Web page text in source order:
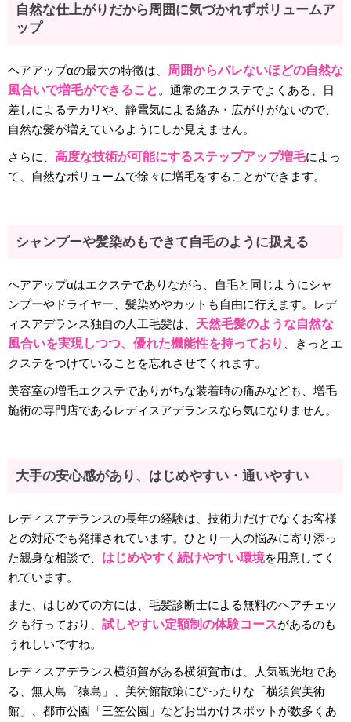
自然な仕上がりだから周囲に気づかれずボリュームア
ップ
ヘアアップαの最大の特徴は、
周囲からバレないほどの自然な
風合いで増毛ができること 。通常のエクステでよくある、日
差しによるテカリや、静電気による絡み・広がりがないので、
自然な髪が増えているようにしか見えません。
さらに、 高度な技術が可能にするステップアップ増毛によっ
て、自然なボリュームで徐々に増毛をすることができます。
シャンプーや髪染めもできて自毛のように扱える
ヘアアップαはエクステでありながら、自毛と同じようにシャ
ンプーやドライヤー、髪染めやカットも自由に行えます。レデ
ィスアデランス独自の人工毛髪は、 天然毛髪のような自然な
風合いを実現しつつ、優れた機能性を持っており
、きっとエ
クステをつけていることを忘れさせてくれます。
美容室の増毛エクステでありがちな装着時の痛みなども、増毛
施術の専門店であるレディスアデランスなら気になりません。
大手の安心感があり、はじめやすい・通いやすい
レディスアデランスの長年の経験は、技術力だけでなくお客様
との対応でも発揮されています。ひとり一人の悩みに寄り添っ
た親身な相談で、 はじめやすく続けやすい環境を用意してく
れています。
また、はじめての方には、毛髪診断士による無料のヘアチェッ
クも行っており、 試しやすい定額制の体験コースがあるのも
うれしいですね。
レディスアデランス横須賀がある横須賀市は、人気観光地であ
る、無人島「猿島」、美術館散策にぴったりな「横須賀美術
館」、都市公園「三笠公園」などお出かけスポットが数多くあ